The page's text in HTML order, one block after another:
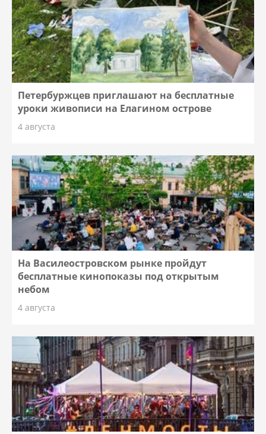
Петербуржцев приглашают на бесплатные
уроки живописи на Елагином острове
4 августа
На Василеостровском рынке пройдут
бесплатные кинопоказы под открытым
небом
4 августа